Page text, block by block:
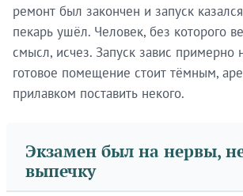
ремонт был закончен и запуск
пекарь ушёл. Человек, без которого
смысл, исчез. Запуск завис примерно
готовое помещение стоит тёмным,
прилавком поставить некого.
Экзамен был на нервы,
выпечку